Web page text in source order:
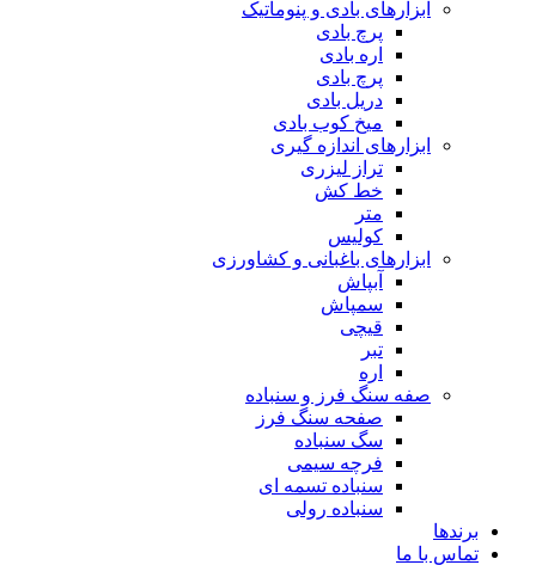
ابزارهای بادی و پنوماتیک
پرچ بادی
اره بادی
پرچ بادی
دریل بادی
میخ کوب بادی
ابزارهای اندازه گیری
تراز لیزری
خط کش
متر
کولیس
ابزارهای باغبانی و کشاورزی
آبپاش
سمپاش
قیچی
تبر
اره
صفه سنگ فرز و سنباده
صفحه سنگ فرز
سگ سنباده
فرچه سیمی
سنباده تسمه ای
سنباده رولی
برندها
تماس با ما